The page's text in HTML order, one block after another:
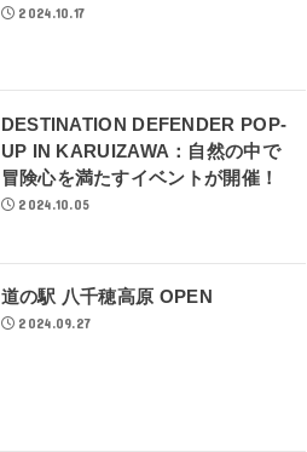
2024.10.17
DESTINATION DEFENDER POP-
UP IN KARUIZAWA：自然の中で
冒険心を満たすイベントが開催！
2024.10.05
道の駅 八千穂高原 OPEN
2024.09.27